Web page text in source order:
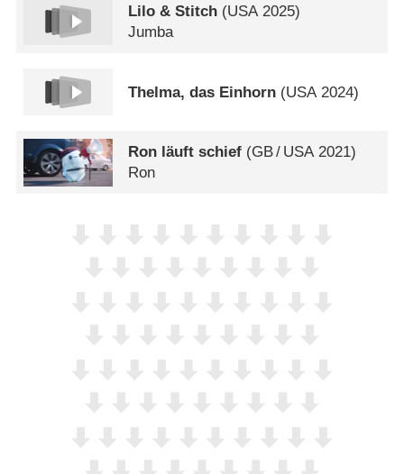
Lilo & Stitch (USA2025)
Jumba
Thelma, das Einhorn (USA 2024)
Ron läuft schief (GB/ USA2021)
Ron